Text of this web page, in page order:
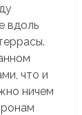
вдоль
что и
ничем